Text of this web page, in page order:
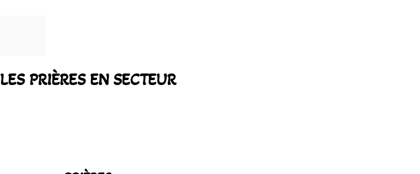
LES PRIÈRES EN SECTEUR